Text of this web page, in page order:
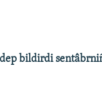
bildirdi sentâbrniñ